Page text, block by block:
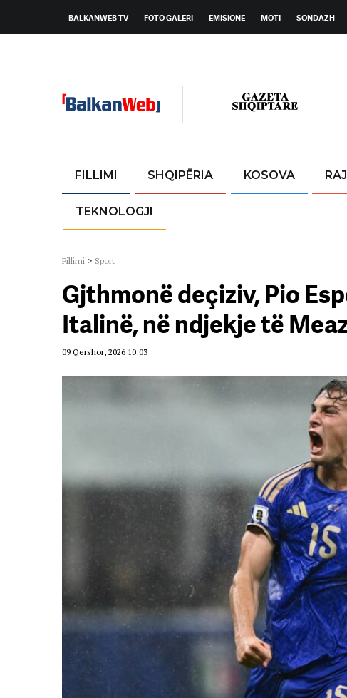
BALKANWEB TV FOTO GALERI EMISIONE MOTI SONDAZH
FILLIMI SHQIPËRIA KOSOVA
TEKNOLOGJI
Fillimi > Sport
Gjthmonë deçiziv, Pio
Italinë, në ndjekje të
09 Qershor, 2026 10:03